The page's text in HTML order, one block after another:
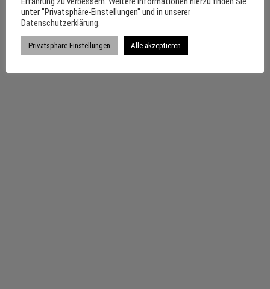
unter "Privatsphäre-Einstellungen" und in unserer
Datenschutzerklärung
Privatsphäre-Einstellungen Alle akzeptieren